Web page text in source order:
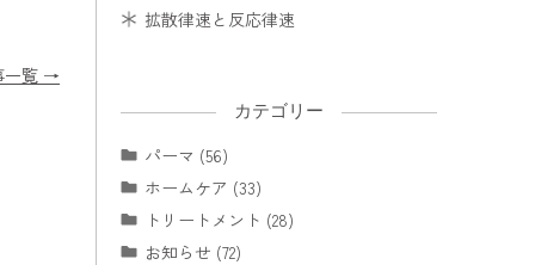
一覧 →
拡散律速と反応律速
カテゴリー
パーマ (56)
ホームケア (33)
トリートメント (28)
お知らせ (72)